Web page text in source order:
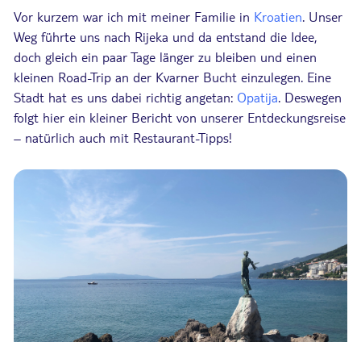
Vor kurzem war ich mit meiner Familie in Kroatien. Unser
Weg führte uns nach Rijeka und da entstand die Idee,
doch gleich ein paar Tage länger zu bleiben und einen
kleinen Road-Trip an der Kvarner Bucht einzulegen. Eine
Stadt hat es uns dabei richtig angetan: Opatija. Deswegen
folgt hier ein kleiner Bericht von unserer Entdeckungsreise
– natürlich auch mit Restaurant-Tipps!